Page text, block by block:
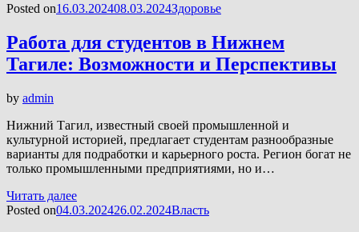
Posted on16.03.202408.03.2024Здоровье
Работа для студентов в Нижнем
Тагиле: Возможности и Перспективы
by admin
Нижний Тагил, известный своей промышленной и
культурной историей, предлагает студентам разнообразные
варианты для подработки и карьерного роста. Регион богат не
только промышленными предприятиями, но и…
Читать далее
Posted on04.03.202426.02.2024Власть